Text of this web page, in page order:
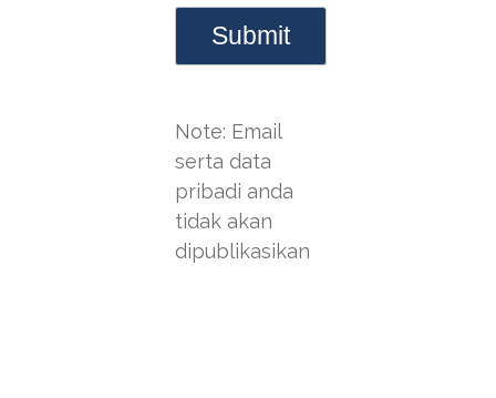
Note: Email
serta data
pribadi anda
tidak akan
dipublikasikan